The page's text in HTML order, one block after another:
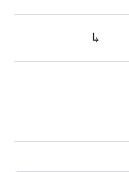
↳